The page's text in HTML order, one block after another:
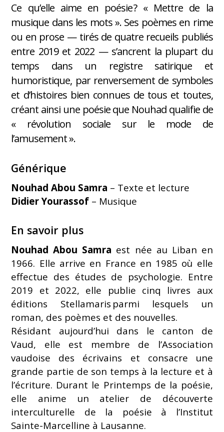
Ce qu’elle aime en poésie ? « Mettre de la
musique dans les mots ». Ses poèmes en rime
ou en prose — tirés de quatre recueils publiés
entre 2019 et 2022 — s’ancrent la plupart du
temps dans un registre satirique et
humoristique, par renversement de symboles
et d’histoires bien connues de tous et toutes,
créant ainsi une poésie que Nouhad qualifie de
« révolution sociale sur le mode de
l’amusement ».
Générique
Nouhad Abou Samra – Texte et lecture
Didier Yourassof – Musique
En savoir plus
Nouhad Abou Samra est née au Liban en
1966. Elle arrive en France en 1985 où elle
effectue des études de psychologie. Entre
2019 et 2022, elle publie cinq livres aux
éditions Stellamaris parmi lesquels un
roman, des poèmes et des nouvelles.
Résidant aujourd’hui dans le canton de
Vaud, elle est membre de l’Association
vaudoise des écrivains et consacre une
grande partie de son temps à la lecture et à
l’écriture. Durant le Printemps de la poésie,
elle anime un atelier de découverte
interculturelle de la poésie à l’Institut
Sainte-Marcelline à Lausanne.